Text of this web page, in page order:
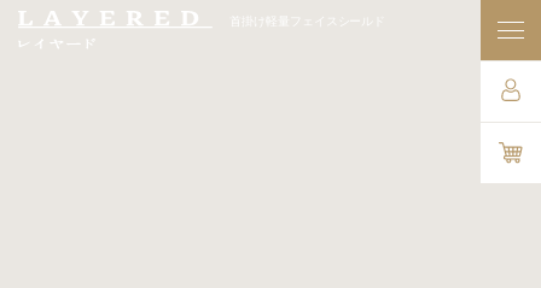
首掛け軽量フェイスシールド